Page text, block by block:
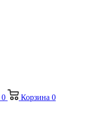
0 Корзина 0